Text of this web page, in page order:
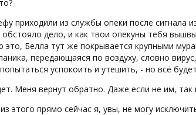
приходили из службы опеки после сигнала
дело, и как твои опекуны тебя
это, Белла тут же покрывается крупными
передающаяся по воздуху, словно
успокоить и утешить, - но всё
Меня вернут обратно. Даже если не им,
этого прямо сейчас я, увы, не могу